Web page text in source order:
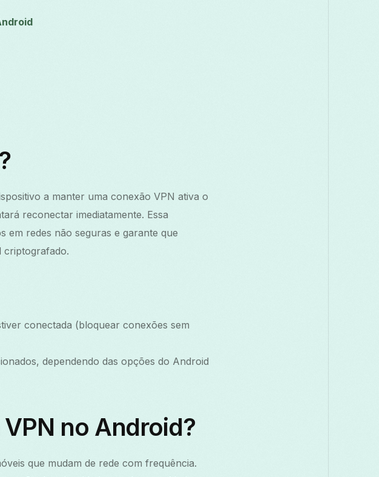
a manter uma conexão VPN ativa o
reconectar imediatamente. Essa
em redes não seguras e garante que
criptografado.
conectada (bloquear conexões sem
dependendo das opções do Android
no Android?
que mudam de rede com frequência.